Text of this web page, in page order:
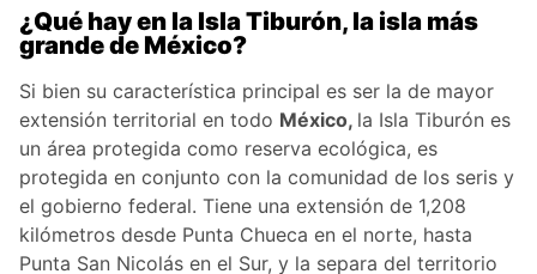
¿Qué hay en la Isla Tiburón, la isla más
grande de México?
Si bien su característica principal es ser la de mayor
extensión territorial en todo México, la Isla Tiburón es
un área protegida como reserva ecológica, es
protegida en conjunto con la comunidad de los seris y
el gobierno federal. Tiene una extensión de 1,208
kilómetros desde Punta Chueca en el norte, hasta
Punta San Nicolás en el Sur, y la separa del territorio